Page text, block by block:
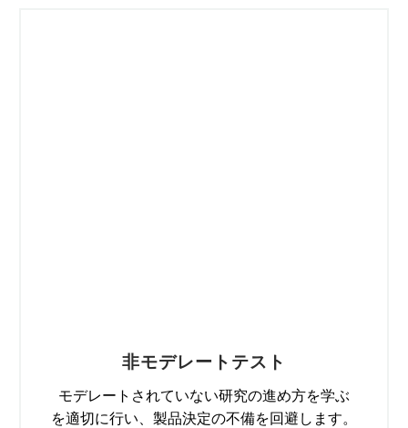
非モデレートテスト
モデレートされていない研究の進め方を学ぶ
を適切に行い、製品決定の不備を回避します。